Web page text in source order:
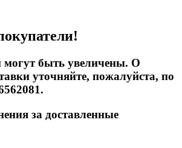
могут быть увеличены. О
уточняйте, пожалуйста, по
за доставленные